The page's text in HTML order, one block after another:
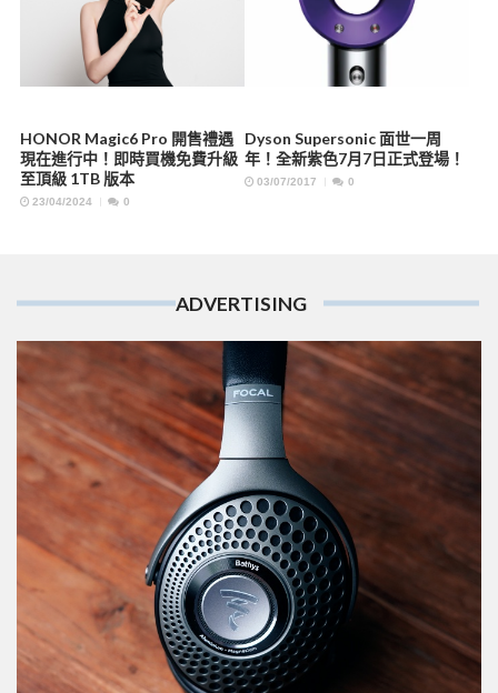
HONOR Magic6 Pro 開售禮遇
現在進行中！即時買機免費升級
至頂級 1TB 版本
23/04/2024 0
Dyson Supersonic 面世一周
年！全新紫色7月7日正式登場！
03/07/2017 0
ADVERTISING